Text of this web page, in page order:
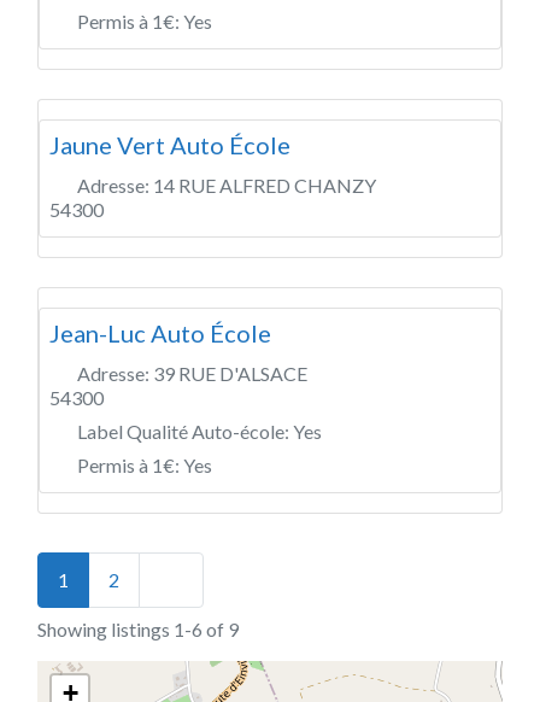
Permis à 1€: Yes
Jaune Vert Auto École
Adresse: 14 RUE ALFRED CHANZY
54300
Jean-Luc Auto École
Adresse: 39 RUE D'ALSACE
54300
Label Qualité Auto-école: Yes
Permis à 1€: Yes
Posts navigation
1 2
Showing listings 1-6 of 9
+